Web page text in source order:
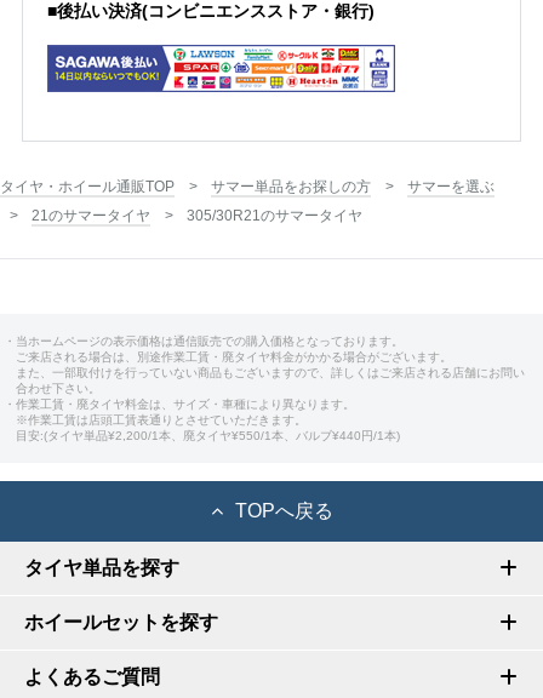
■後払い決済(コンビニエンスストア・銀行)
タイヤ・ホイール通販TOP サマー単品をお探しの方
サマーを選ぶ
21のサマータイヤ
305/30R21のサマータイヤ
・当ホームページの表示価格は通信販売での購入価格となっております。
ご来店される場合は、別途作業工賃・廃タイヤ料金がかかる場合がございます。
また、一部取付けを行っていない商品もございますので、詳しくはご来店される店舗にお問い
合わせ下さい。
・作業工賃・廃タイヤ料金は、サイズ・車種により異なります。
※作業工賃は店頭工賃表通りとさせていただきます。
目安:(タイヤ単品¥2,200/1本、廃タイヤ¥550/1本、バルブ¥440円/1本)
TOPへ戻る
タイヤ単品を探す
ホイールセットを探す
よくあるご質問